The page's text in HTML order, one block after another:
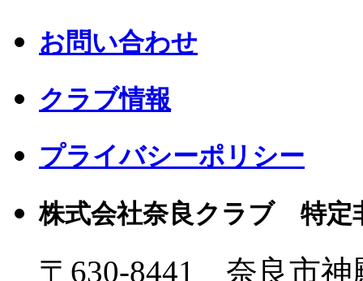
お問い合わせ
クラブ情報
プライバシーポリシー
株式会社奈良クラブ 特定
〒630-8441 奈良市